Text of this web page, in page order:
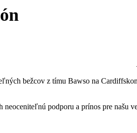
bežcov z tímu Bawso na
podporu a prínos pre našu